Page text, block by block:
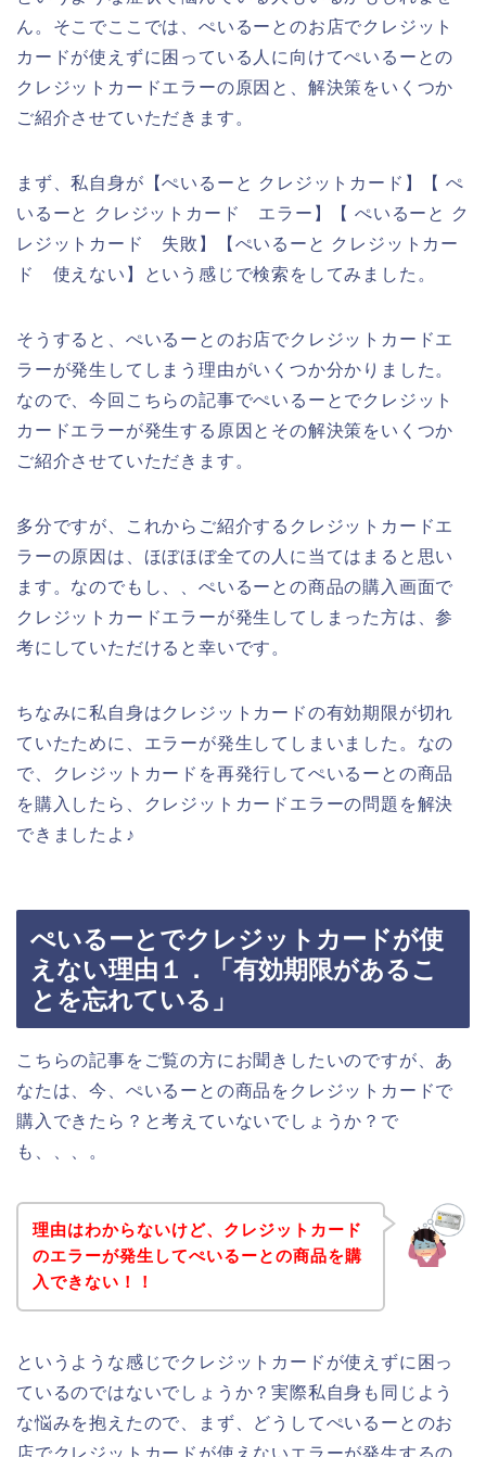
ん。そこでここでは、ぺいるーとのお店でクレジット
カードが使えずに困っている人に向けてぺいるーとの
クレジットカードエラーの原因と、解決策をいくつか
ご紹介させていただきます。
まず、私自身が【ぺいるーと クレジットカード】【 ぺ
いるーと クレジットカード エラー】【 ぺいるーと ク
レジットカード 失敗】【ぺいるーと クレジットカー
ド 使えない】という感じで検索をしてみました。
そうすると、ぺいるーとのお店でクレジットカードエ
ラーが発生してしまう理由がいくつか分かりました。
なので、今回こちらの記事でぺいるーとでクレジット
カードエラーが発生する原因とその解決策をいくつか
ご紹介させていただきます。
多分ですが、これからご紹介するクレジットカードエ
ラーの原因は、ほぼほぼ全ての人に当てはまると思い
ます。なのでもし、、ぺいるーとの商品の購入画面で
クレジットカードエラーが発生してしまった方は、参
考にしていただけると幸いです。
ちなみに私自身はクレジットカードの有効期限が切れ
ていたために、エラーが発生してしまいました。なの
で、クレジットカードを再発行してぺいるーとの商品
を購入したら、クレジットカードエラーの問題を解決
できましたよ♪
ぺいるーとでクレジットカードが使
えない理由１．「有効期限があるこ
とを忘れている」
こちらの記事をご覧の方にお聞きしたいのですが、あ
なたは、今、ぺいるーとの商品をクレジットカードで
購入できたら？と考えていないでしょうか？で
も、、、。
理由はわからないけど、クレジットカード
のエラーが発生してぺいるーとの商品を購
入できない！！
というような感じでクレジットカードが使えずに困っ
ているのではないでしょうか？実際私自身も同じよう
な悩みを抱えたので、まず、どうしてぺいるーとのお